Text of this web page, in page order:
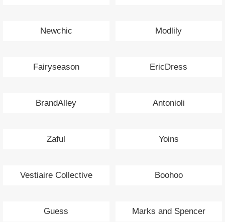
Newchic Modlily
Fairyseason EricDress
BrandAlley Antonioli
Zaful Yoins
Vestiaire Collective Boohoo
Guess Marks and Spencer